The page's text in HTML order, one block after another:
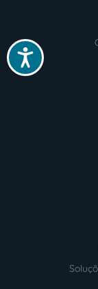
Acessibilidade